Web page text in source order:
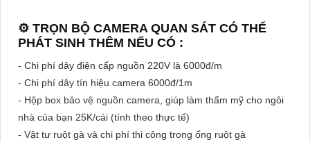
⚙ TRỌN BỘ CAMERA QUAN SÁT CÓ THỂ
PHÁT SINH THÊM NẾU CÓ :
- Chi phí dây điện cấp nguồn 220V là 6000đ/m
- Chi phí dây tín hiệu camera 6000đ/1m
- Hộp box bảo vệ nguồn camera, giúp làm thẩm mỹ cho ngôi
nhà của bạn 25K/cái (tính theo thực tế)
- Vật tư ruột gà và chi phí thi công trong ống ruột gà